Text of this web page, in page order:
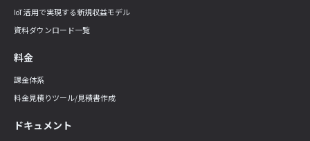
IoT 活用で実現する新規収益モデル
資料ダウンロード一覧
料金
課金体系
料金見積りツール/見積書作成
ドキュメント